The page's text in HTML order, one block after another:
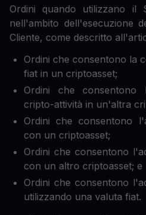
Ordini quando utilizzano il
nell'ambito dell'esecuzione
Cliente, come descritto
Ordini che consentono la
fiat in un criptoasset;
Ordini che
cripto-attività in un'altra
Ordini che consentono
con un criptoasset;
Ordini che consentono
con un altro criptoasset; e
Ordini che consentono
utilizzando una valuta fiat.